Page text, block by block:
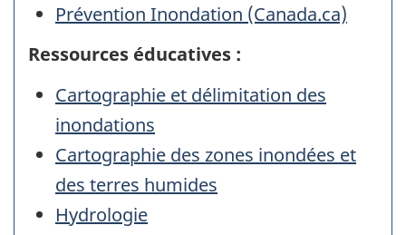
Prévention Inondation (Canada.ca)
Ressources éducatives :
Cartographie et délimitation des
inondations
Cartographie des zones inondées et
des terres humides
Hydrologie